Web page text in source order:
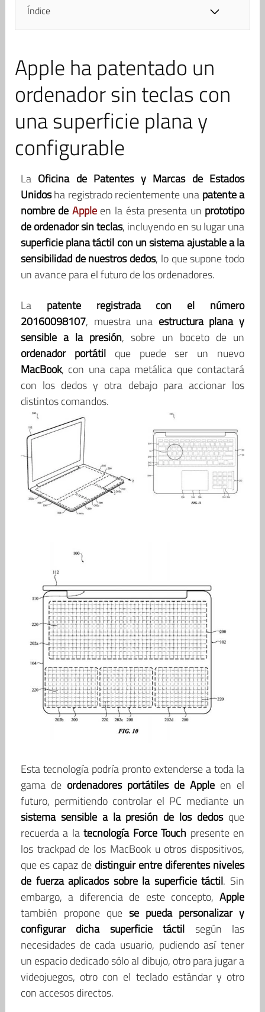
Índice
Apple ha patentado un
ordenador sin teclas con
una superficie plana y
configurable
La Oficina de Patentes y Marcas de Estados
Unidosha registrado recientemente una patente a
nombre de Appleen la ésta presenta un prototipo
de ordenador sin teclas, incluyendo en su lugar una
superficie plana táctil con un sistema ajustable a la
sensibilidad de nuestros dedos, lo que supone todo
un avance para el futuro de los ordenadores.
La patente registrada con el número
20160098107, muestra una estructura plana y
sensible a la presión, sobre un boceto de un
ordenador portátilque puede ser un nuevo
MacBook, con una capa metálica que contactará
con los dedos y otra debajo para accionar los
distintos comandos.
Esta tecnología podría pronto extenderse a toda la
gama de ordenadores portátiles de Apple en el
futuro, permitiendo controlar el PC mediante un
sistema sensible a la presión de los dedosque
recuerda a latecnología Force Touch presente en
los trackpad de los MacBook u otros dispositivos,
que es capaz de distinguir entre diferentes niveles
de fuerza aplicados sobre la superficie táctil. Sin
embargo, a diferencia de este concepto,Apple
también propone que se pueda personalizar y
configurar dicha superficie táctil según las
necesidades de cada usuario, pudiendo así tener
un espacio dedicado sólo al dibujo, otro para jugar a
videojuegos, otro con el teclado estándar y otro
con accesos directos.